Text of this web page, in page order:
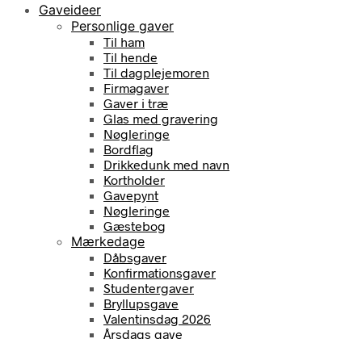
Gaveideer
Personlige gaver
Til ham
Til hende
Til dagplejemoren
Firmagaver
Gaver i træ
Glas med gravering
Nøgleringe
Bordflag
Drikkedunk med navn
Kortholder
Gavepynt
Nøgleringe
Gæstebog
Mærkedage
Dåbsgaver
Konfirmationsgaver
Studentergaver
Bryllupsgave
Valentinsdag 2026
Årsdags gave